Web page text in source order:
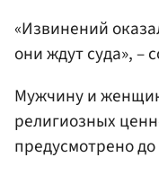
«Извинений
они ждут суда», –
Мужчину и
религиозных
предусмотрено